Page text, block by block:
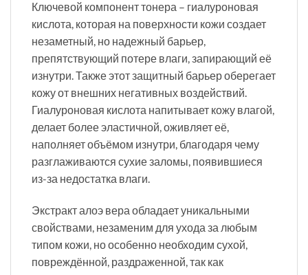
Ключевой компонент тонера – гиалуроновая
кислота, которая на поверхности кожи создает
незаметный, но надежный барьер,
препятствующий потере влаги, запирающий её
изнутри. Также этот защитный барьер оберегает
кожу от внешних негативных воздействий.
Гиалуроновая кислота напитывает кожу влагой,
делает более эластичной, оживляет её,
наполняет объёмом изнутри, благодаря чему
разглаживаются сухие заломы, появившиеся
из-за недостатка влаги.
Экстракт алоэ вера обладает уникальными
свойствами, незаменим для ухода за любым
типом кожи, но особенно необходим сухой,
повреждённой, раздраженной, так как